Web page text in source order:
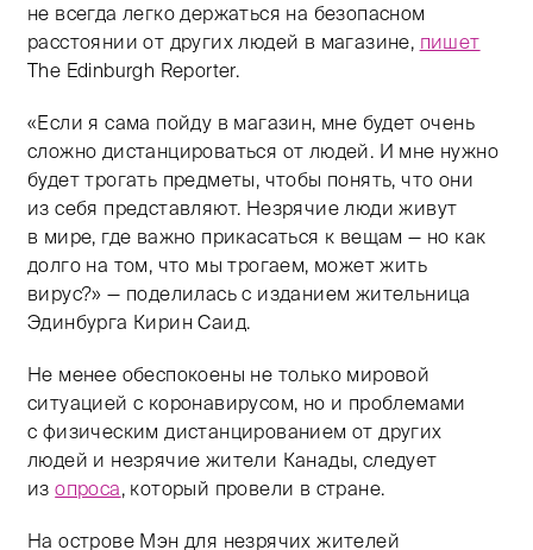
не всегда легко держаться на безопасном
расстоянии от других людей в магазине, пишет
The Edinburgh Reporter.
«Если я сама пойду в магазин, мне будет очень
сложно дистанцироваться от людей. И мне нужно
будет трогать предметы, чтобы понять, что они
из себя представляют. Незрячие люди живут
в мире, где важно прикасаться к вещам — но как
долго на том, что мы трогаем, может жить
вирус?» — поделилась с изданием жительница
Эдинбурга Кирин Саид.
Не менее обеспокоены не только мировой
ситуацией с коронавирусом, но и проблемами
с физическим дистанцированием от других
людей и незрячие жители Канады, следует
изопроса, который провели в стране.
На острове Мэн для незрячих жителей